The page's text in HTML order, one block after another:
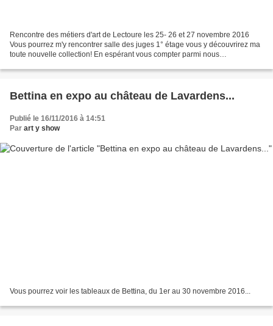
Rencontre des métiers d'art de Lectoure les 25- 26 et 27 novembre 2016
Vous pourrez m'y rencontrer salle des juges 1° étage vous y découvrirez ma
toute nouvelle collection! En espérant vous compter parmi nous
Bettina en expo au château de Lavardens...
Publié le 16/11/2016 à 14:51
Par art y show
Vous pourrez voir les tableaux de Bettina, du 1er au 30 novembre 2016...